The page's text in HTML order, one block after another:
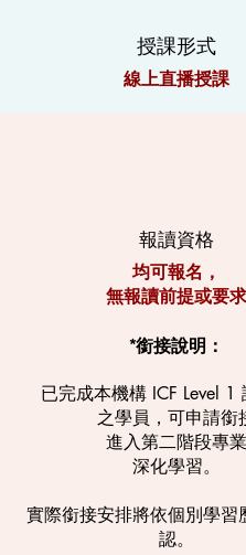
授課形式
線上直播授課
報讀資格
均可報名，
無報讀前提或要求
*銜接說明：
已完成本機構 ICF Level 1
之學員，可申請銜
進入第二階段專業
深化學習。
實際銜接安排將依個別學習
認。